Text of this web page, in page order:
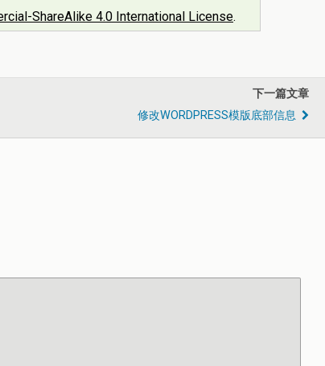
ShareAlike 4.0 International License.
下一篇文章
修改WORDPRESS模版底部信息